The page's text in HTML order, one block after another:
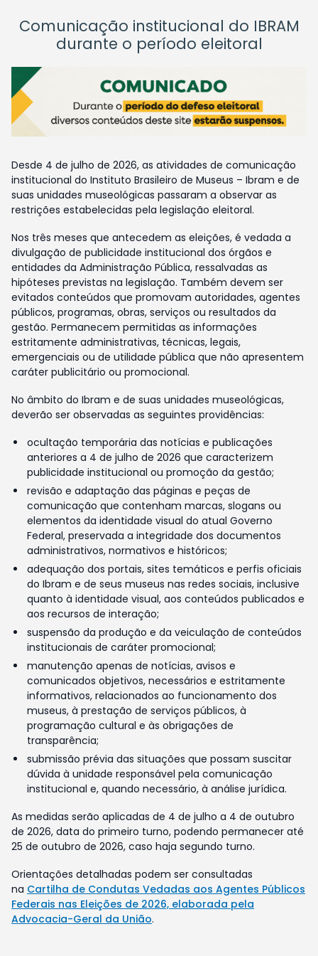
Comunicação institucional do IBRAM
durante o período eleitoral
Desde 4 de julho de 2026, as atividades de comunicação
institucional do Instituto Brasileiro de Museus – Ibram e de
suas unidades museológicas passaram a observar as
restrições estabelecidas pela legislação eleitoral.
Nos três meses que antecedem as eleições, é vedada a
divulgação de publicidade institucional dos órgãos e
entidades da Administração Pública, ressalvadas as
hipóteses previstas na legislação. Também devem ser
evitados conteúdos que promovam autoridades, agentes
públicos, programas, obras, serviços ou resultados da
gestão. Permanecem permitidas as informações
estritamente administrativas, técnicas, legais,
emergenciais ou de utilidade pública que não apresentem
caráter publicitário ou promocional.
No âmbito do Ibram e de suas unidades museológicas,
deverão ser observadas as seguintes providências:
ocultação temporária das notícias e publicações
anteriores a 4 de julho de 2026 que caracterizem
publicidade institucional ou promoção da gestão;
revisão e adaptação das páginas e peças de
comunicação que contenham marcas, slogans ou
elementos da identidade visual do atual Governo
Federal, preservada a integridade dos documentos
administrativos, normativos e históricos;
adequação dos portais, sites temáticos e perfis oficiais
do Ibram e de seus museus nas redes sociais, inclusive
quanto à identidade visual, aos conteúdos publicados e
aos recursos de interação;
suspensão da produção e da veiculação de conteúdos
institucionais de caráter promocional;
manutenção apenas de notícias, avisos e
comunicados objetivos, necessários e estritamente
informativos, relacionados ao funcionamento dos
museus, à prestação de serviços públicos, à
programação cultural e às obrigações de
transparência;
submissão prévia das situações que possam suscitar
dúvida à unidade responsável pela comunicação
institucional e, quando necessário, à análise jurídica.
As medidas serão aplicadas de 4 de julho a 4 de outubro
de 2026, data do primeiro turno, podendo permanecer até
25 de outubro de 2026, caso haja segundo turno.
Orientações detalhadas podem ser consultadas
na Cartilha de Condutas Vedadas aos Agentes Públicos
Federais nas Eleições de 2026, elaborada pela
Advocacia-Geral da União.